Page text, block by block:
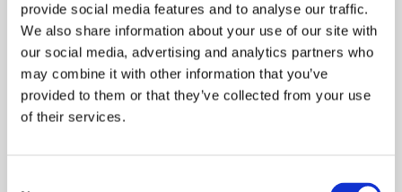
provide social media features and to analyse our traffic.
We also share information about your use of our site with
our social media, advertising and analytics partners who
may combine it with other information that you’ve
provided to them or that they’ve collected from your use
of their services.
Wil je werken voor een familie van
bedrijven, maar staat jouw
gewenste functie niet tussen onze
vacatures?
Een open sollicitatie mag altijd. We
versterken. Laat ons weten wie je